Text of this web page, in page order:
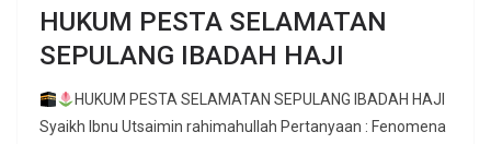
HUKUM PESTA SELAMATAN
SEPULANG IBADAH HAJI
HUKUM PESTA SELAMATAN SEPULANG IBADAH HAJI
Syaikh Ibnu Utsaimin rahimahullah Pertanyaan : Fenomena